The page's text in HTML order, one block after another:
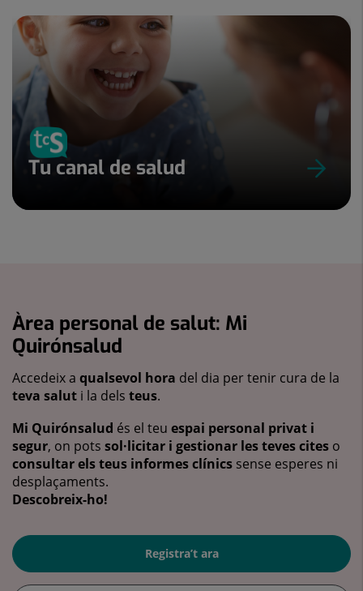
Tu canal de salud
Àrea personal de salut: Mi
Quirónsalud
Accedeix a qualsevol hora del dia per tenir cura de la
teva salut i la dels teus.
Mi Quirónsalud és el teu espai personal privat i
segur, on pots sol·licitar i gestionar les teves cites o
consultar els teus informes clínics sense esperes ni
desplaçaments.
Descobreix-ho!
Registra’t ara